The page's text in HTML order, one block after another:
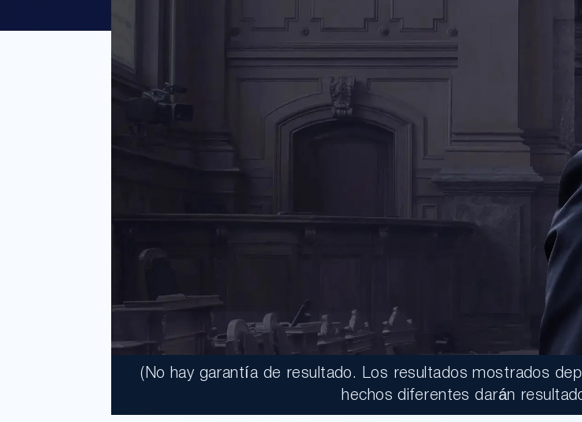
(No hay garantía de resultado. Los resultados mostrados
hechos diferentes darán